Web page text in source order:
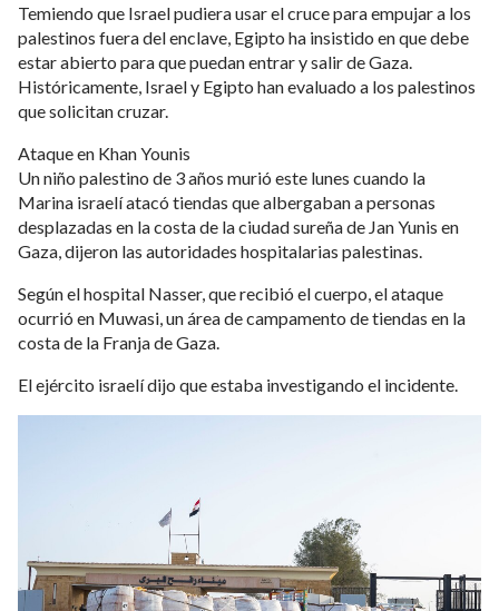
Temiendo que Israel pudiera usar el cruce para empujar a los
palestinos fuera del enclave, Egipto ha insistido en que debe
estar abierto para que puedan entrar y salir de Gaza.
Históricamente, Israel y Egipto han evaluado a los palestinos
que solicitan cruzar.
Ataque en Khan Younis
Un niño palestino de 3 años murió este lunes cuando la
Marina israelí atacó tiendas que albergaban a personas
desplazadas en la costa de la ciudad sureña de Jan Yunis en
Gaza, dijeron las autoridades hospitalarias palestinas.
Según el hospital Nasser, que recibió el cuerpo, el ataque
ocurrió en Muwasi, un área de campamento de tiendas en la
costa de la Franja de Gaza.
El ejército israelí dijo que estaba investigando el incidente.